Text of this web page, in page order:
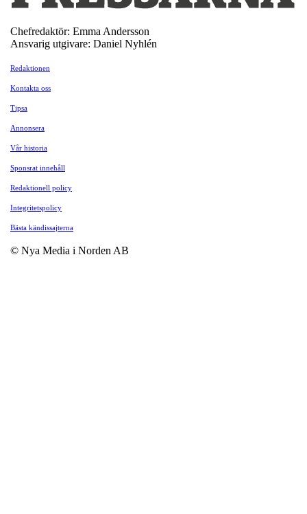
Chefredaktör: Emma Andersson
Ansvarig utgivare: Daniel Nyhlén
Redaktionen
Kontakta oss
Tipsa
Annonsera
Vår historia
Sponsrat innehåll
Redaktionell policy
Integritetspolicy
Bästa kändissajterna
© Nya Media i Norden AB